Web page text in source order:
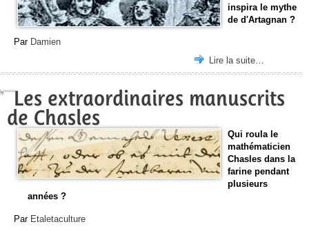
inspira le mythe
de d'Artagnan ?
Par Damien
Lire la suite…
Les extraordinaires manuscrits
de Chasles
Qui roula le
mathématicien
Chasles dans la
farine pendant
plusieurs
années ?
Par Etaletaculture